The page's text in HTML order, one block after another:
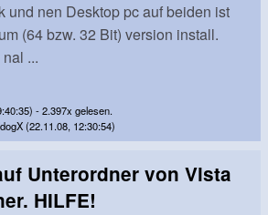
und nen Desktop pc auf beiden ist
(64 bzw. 32 Bit) version install.
...
- 2.397x gelesen.
(22.11.08, 12:30:54)
Unterordner von Vista
HILFE!